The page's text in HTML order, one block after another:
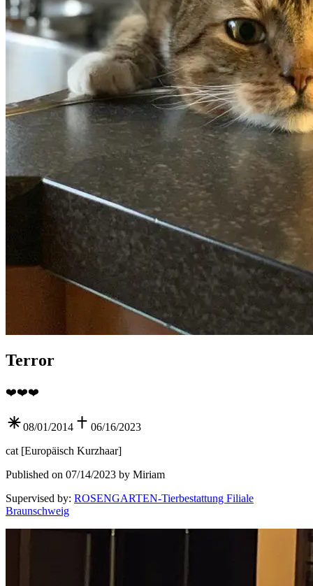
Terror
❤️❤️❤️
08/01/2014
06/16/2023
cat [Europäisch Kurzhaar]
Published on 07/14/2023 by Miriam
Supervised by: ROSENGARTEN-Tierbestattung Filiale
Braunschweig